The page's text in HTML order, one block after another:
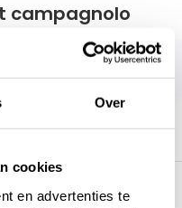
Over
cookies
en advertenties te
campagnolo
Filters